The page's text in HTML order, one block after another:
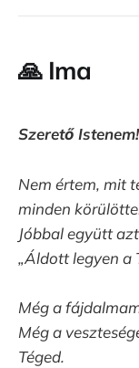
🙏 Ima
Szerető Istenem!
Nem értem, mit
minden
Jóbbal együtt
„Áldott legyen a
Még a
Még a
Téged.